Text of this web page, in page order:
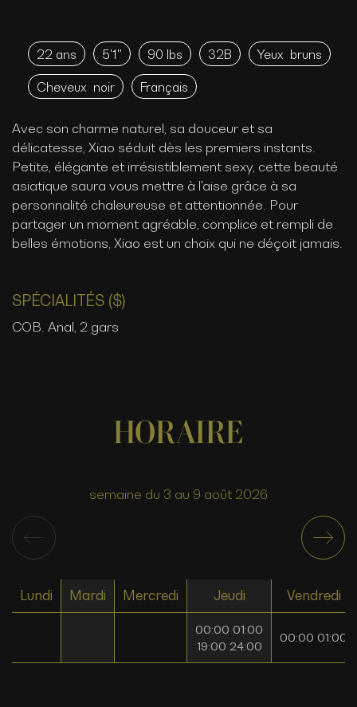
22 ans 5'1'' 90 lbs 32B Yeux bruns
Cheveux noir Français
Avec son charme naturel, sa douceur et sa
délicatesse, Xiao séduit dès les premiers instants.
Petite, élégante et irrésistiblement sexy, cette beauté
asiatique saura vous mettre à l'aise grâce à sa
personnalité chaleureuse et attentionnée. Pour
partager un moment agréable, complice et rempli de
belles émotions, Xiao est un choix qui ne déçoit jamais.
SPÉCIALITÉS ($)
COB. Anal, 2 gars
HORAIRE
semaine du 3 au 9 août 2026
Lundi Mardi Mercredi Jeudi Vendredi
00:00 01:00
19:00 24:00
00:00 01:00